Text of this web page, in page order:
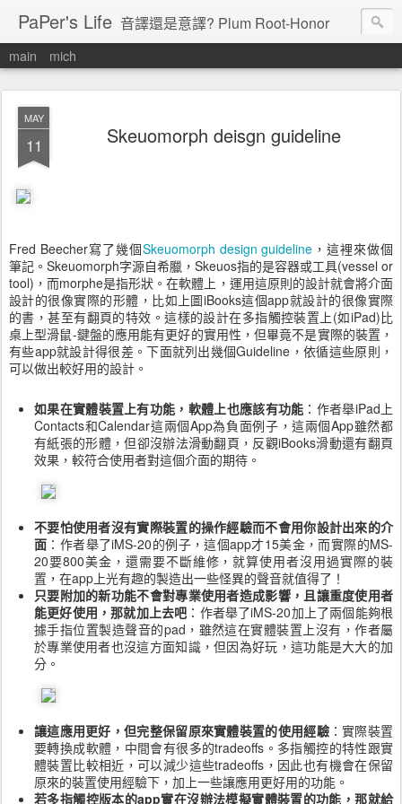
PaPer's Life 音譯還是意譯? Plum Root-Honor
main mich
MAY
11 Skeuomorph deisgn guideline
Fred Beecher寫了幾個Skeuomorph design guideline ，這裡來做個
筆記。Skeuomorph字源自希臘，Skeuos指的是容器或工具(vessel or
tool)，而morphe是指形狀。在軟體上，運用這原則的設計就會將介面
設計的很像實際的形體，比如上圖iBooks這個app就設計的很像實際
的書，甚至有翻頁的特效。這樣的設計在多指觸控裝置上(如iPad)比
桌上型滑鼠-鍵盤的應用能有更好的實用性，但畢竟不是實際的裝置，
有些app就設計得很差。下面就列出幾個Guideline，依循這些原則，
可以做出較好用的設計。
如果在實體裝置上有功能，軟體上也應該有功能 ：作者舉iPad上
Contacts和Calendar這兩個App為負面例子，這兩個App雖然都
有紙張的形體，但卻沒辦法滑動翻頁，反觀iBooks滑動還有翻頁
效果，較符合使用者對這個介面的期待。
不要怕使用者沒有實際裝置的操作經驗而不會用你設計出來的介
面 ：作者舉了iMS-20的例子，這個app才15美金，而實際的MS-
20要800美金，還需要不斷維修，就算使用者沒用過實際的裝
置，在app上光有趣的製造出一些怪異的聲音就值得了！
只要附加的新功能不會對專業使用者造成影響，且讓重度使用者
能更好使用，那就加上去吧 ：作者舉了iMS-20加上了兩個能夠根
據手指位置製造聲音的pad，雖然這在實體裝置上沒有，作者屬
於專業使用者也沒這方面知識，但因為好玩，這功能是大大的加
分。
讓這應用更好，但完整保留原來實體裝置的使用經驗：實際裝置
要轉換成軟體，中間會有很多的tradeoffs。多指觸控的特性跟實
體裝置比較相近，可以減少這些tradeoffs，因此也有機會在保留
原來的裝置使用經驗下，加上一些讓應用更好用的功能。
若多指觸控版本的app實在沒辦法模擬實體裝置的功能，那就給